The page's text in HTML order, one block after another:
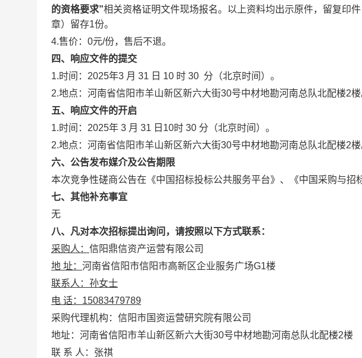
的资格要求”相关资格证明文件现场报名。以上资料均出示原件，留复印
章）留存1份。
4.售价：0元/份，售后不退。
四、响应文件的提交
1.时间：2025年3 月 31 日 10 时 30 分（北京时间）。
2.地点： 河南省信阳市羊山新区新六大街30号中材地勘河南总队北配楼2楼
五、
响应文件的开启
1.时间：2025年 3 月 31 日 10时 30 分（北京时间）。
2.地点： 河南省信阳市羊山新区新六大街30号中材地勘河南总队北配楼2楼
六、公告发布媒介及公告期限
本次竞争性磋商公告在《中国招标投标公共服务平台》、《中国采购与招
七、 其他补充事宜
无
八、凡对本次招标提出询问，请按照以下方式联系：
采购人： 信阳鼎信资产运营有限公司
地 址： 河南省信阳市信阳市高新区企业服务广场G1楼
联系人：孙女士
电 话： 15083479789
采购代理机构：信阳市国资运营研究院有限公司
地址： 河南省信阳市羊山新区新六大街30号中材地勘河南总队北配楼2楼
联 系 人：张祺